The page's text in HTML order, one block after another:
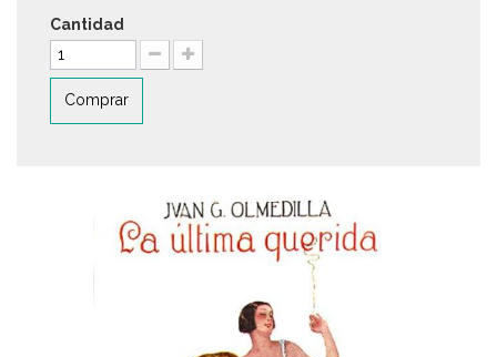
Cantidad
Comprar